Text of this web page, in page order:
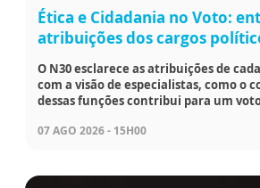
Ética e Cidadania no Voto:
atribuições dos cargos
O N30 esclarece as atribuições de
com a visão de especialistas, como o
dessas funções contribui para um
07 AGO 2026 - 15H00